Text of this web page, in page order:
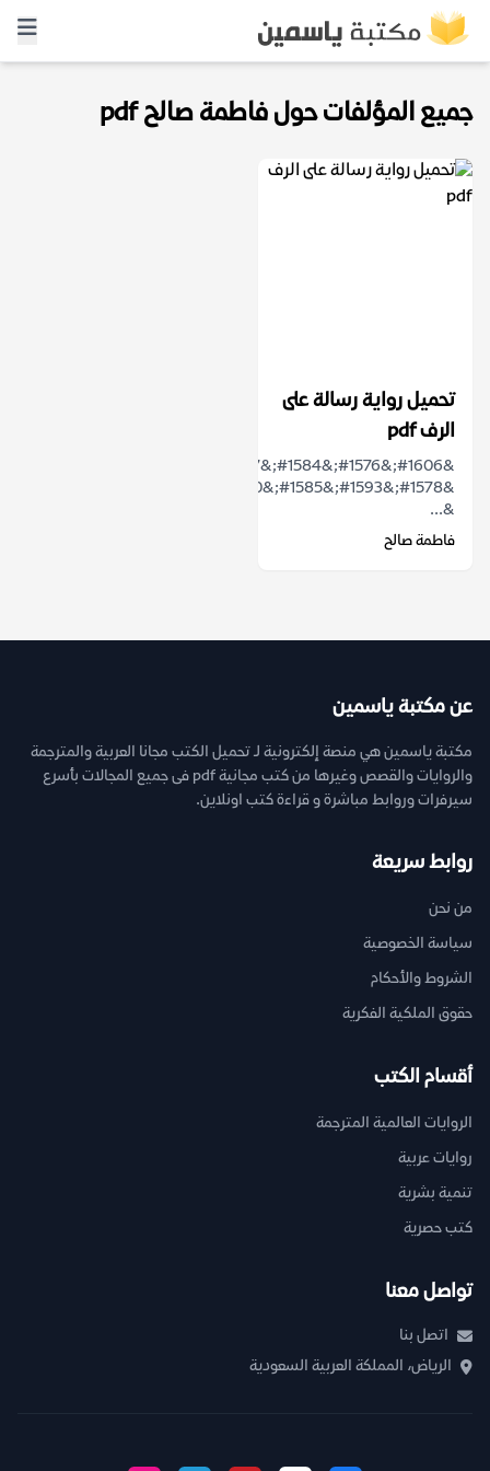
جميع المؤلفات حول فاطمة صالح pdf
تحميل رواية رسالة على
الرف pdf
&...
فاطمة صالح
عن مكتبة ياسمين
مكتبة ياسمين هي منصة إلكترونية لـ تحميل الكتب مجانا العربية والمترجمة
والروايات والقصص وغيرها من كتب مجانية pdf فى جميع المجالات بأسرع
سيرفرات وروابط مباشرة و قراءة كتب اونلاين.
روابط سريعة
من نحن
سياسة الخصوصية
الشروط والأحكام
حقوق الملكية الفكرية
أقسام الكتب
الروايات العالمية المترجمة
روايات عربية
تنمية بشرية
كتب حصرية
تواصل معنا
اتصل بنا
الرياض، المملكة العربية السعودية